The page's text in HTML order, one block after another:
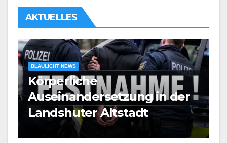
AKTUELLES
in der
BLAULICHT NEWS
Mann durch
verletzt